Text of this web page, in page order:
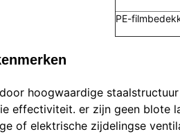
PE-
hoogwaardige
effectiviteit. er zijn geen blote
of elektrische zijdelingse